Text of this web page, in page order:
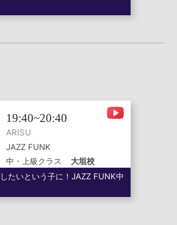
19:40~20:40
ARISU
JAZZ FUNK
中・上級クラス
大垣校
たいという子に！JAZZ FUNK中